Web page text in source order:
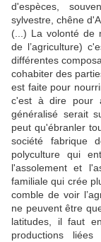
d'espèces,
sylvestre, chêne
(...) La volonté de
de l’agriculture)
différentes
cohabiter des
est faite pour
c'est à dire pour
généralisé serait
peut qu'ébranler
société fabrique
polyculture qui
l'assolement et
familiale qui crée
comble de voir
ne peuvent être
latitudes, il faut
productions